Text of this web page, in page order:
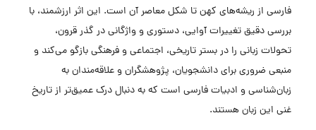
فارسی از ریشه‌های کهن تا شکل معاصر آن است. این اثر ارزشمند، با
بررسی دقیق تغییرات آوایی، دستوری و واژگانی در گذر قرون،
تحولات زبانی را در بستر تاریخی، اجتماعی و فرهنگی بازگو می‌کند و
منبعی ضروری برای دانشجویان، پژوهشگران و علاقه‌مندان به
زبان‌شناسی و ادبیات فارسی است که به دنبال درک عمیق‌تر از تاریخ
غنی این زبان هستند.